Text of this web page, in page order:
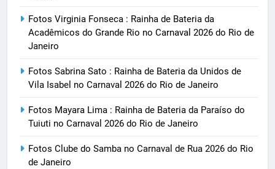
Fotos Virginia Fonseca : Rainha de Bateria da
Acadêmicos do Grande Rio no Carnaval 2026 do Rio de
Janeiro
Fotos Sabrina Sato : Rainha de Bateria da Unidos de
Vila Isabel no Carnaval 2026 do Rio de Janeiro
Fotos Mayara Lima : Rainha de Bateria da Paraíso do
Tuiuti no Carnaval 2026 do Rio de Janeiro
Fotos Clube do Samba no Carnaval de Rua 2026 do Rio
de Janeiro